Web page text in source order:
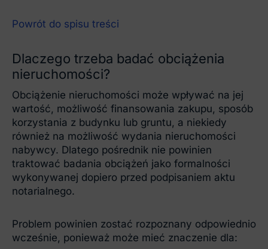
Powrót do spisu treści
Dlaczego trzeba badać obciążenia
nieruchomości?
Obciążenie nieruchomości może wpływać na jej
wartość, możliwość finansowania zakupu, sposób
korzystania z budynku lub gruntu, a niekiedy
również na możliwość wydania nieruchomości
nabywcy. Dlatego pośrednik nie powinien
traktować badania obciążeń jako formalności
wykonywanej dopiero przed podpisaniem aktu
notarialnego.
Problem powinien zostać rozpoznany odpowiednio
wcześnie, ponieważ może mieć znaczenie dla: